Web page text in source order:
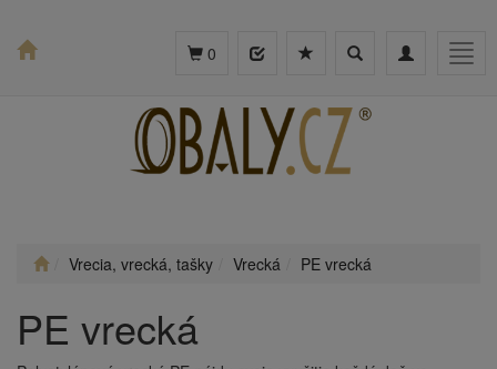
Toggle
Toggle
0
Vrecia, vrecká, tašky Vrecká PE vrecká
PE vrecká